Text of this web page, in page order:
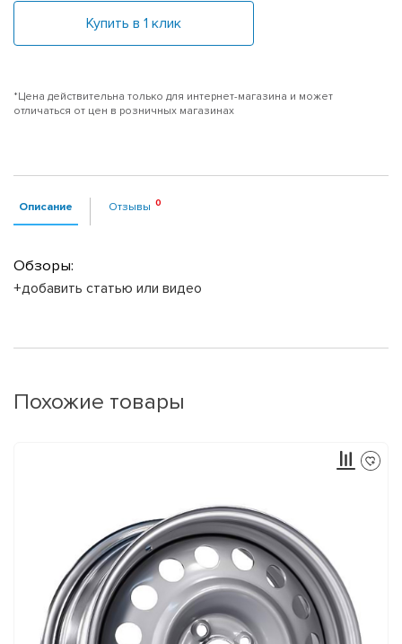
Купить в 1 клик
*Цена действительна только для интернет-магазина и может
отличаться от цен в розничных магазинах
Описание Отзывы
Обзоры:
+добавить статью или видео
Похожие товары